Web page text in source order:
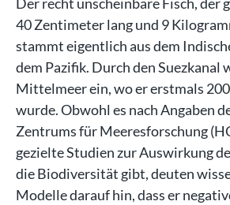
40 Zentimeter lang und 9
stammt eigentlich aus dem
dem Pazifik. Durch den Suezkanal
Mittelmeer ein, wo er erstmals
wurde. Obwohl es nach Angaben
Zentrums für Meeresforschung
gezielte Studien zur Auswirkung
die Biodiversität gibt, deuten
Modelle darauf hin, dass er